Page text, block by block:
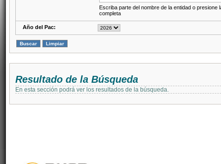
Escriba parte del nombre de la entidad o presione
completa
Año del Pac:
Resultado de la Búsqueda
En esta sección podrá ver los resultados de la búsqueda.